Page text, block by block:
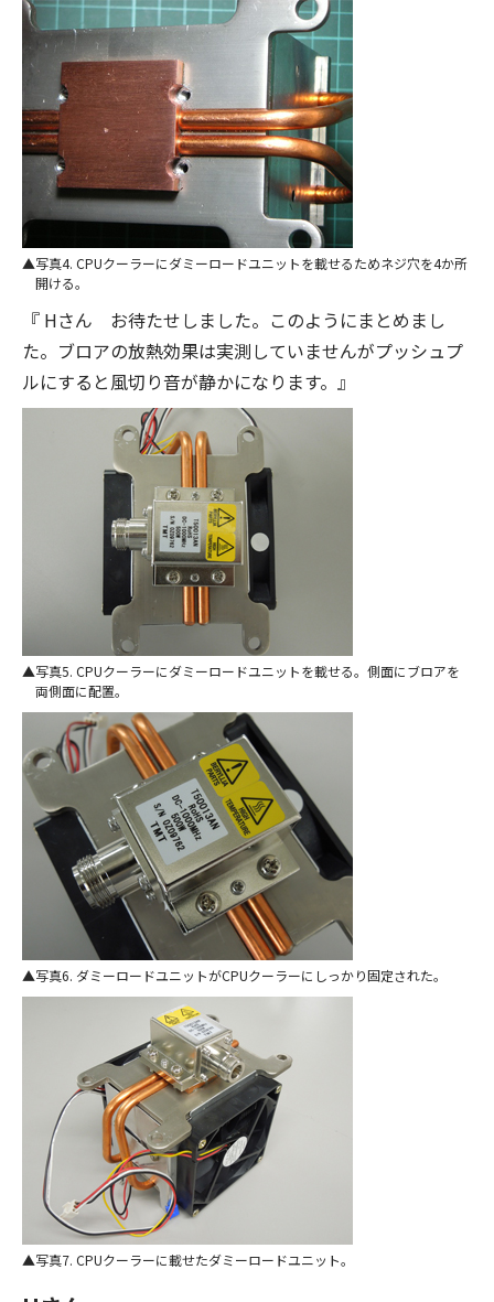
写真4. CPUクーラーにダミーロードユニットを載せるためネジ穴を4か所
開ける。
『 Hさん お待たせしました。このようにまとめまし
た。ブロアの放熱効果は実測していませんがプッシュプ
ルにすると風切り音が静かになります。』
写真5. CPUクーラーにダミーロードユニットを載せる。側面にブロアを
両側面に配置。
写真6. ダミーロードユニットがCPUクーラーにしっかり固定された。
写真7. CPUクーラーに載せたダミーロードユニット。